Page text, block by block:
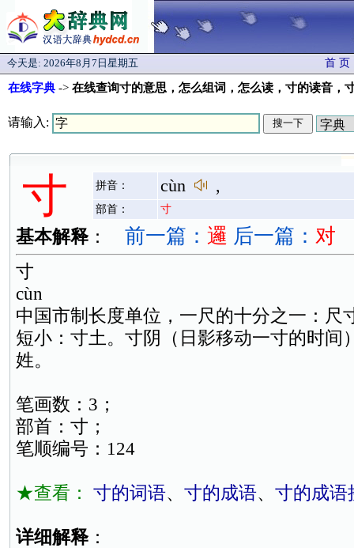
今天是: 2026年8月7日星期五 首 页
在线字典 -> 在线查询寸的意思，怎么组词，怎么读，寸的读音
请输入:
寸 拼音： cùn ,
部首： 寸
基本解释 ： 前一篇： 邏 后一篇： 对
寸
cùn
中国市制长度单位，一尺的十分之一：尺
短小：寸土。寸阴（日影移动一寸的时间
姓。
笔画数：3；
部首：寸；
笔顺编号：124
★查看： 寸的词语、 寸的成语、 寸的成语
详细解释 ：